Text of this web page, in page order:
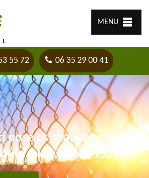
MENU
55 72 06 35 29 00 41
pose et changement
L Isle Adam 95290